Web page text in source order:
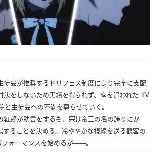
徒会が推奨するドリフェス制度により完全に支配
決をしないため実績を得られず、座を追われた『V
生徒会への不満を募らせていく。
紅郎が助言をするも、宗は帝王の名の誇りにか
することを決める。冷ややかな視線を送る観客の
ォーマンスを始めるが――。